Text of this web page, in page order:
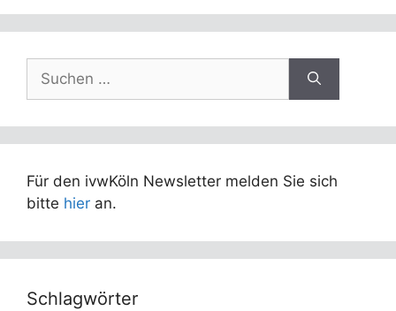
Suchen
nach:
Für den ivwKöln Newsletter melden Sie sich
bitte hier an.
Schlagwörter